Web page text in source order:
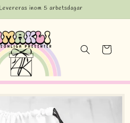
inom 5 arbetsdagar
Varukorg